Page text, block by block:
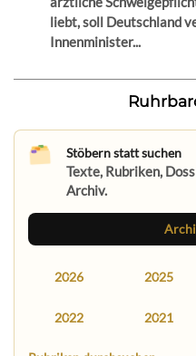
liebt, soll Deutschland
Innenminister...
Stöbern statt suchen
Texte, Rubriken,
Archiv.
2026 2025
2022 2021